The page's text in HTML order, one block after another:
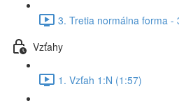
3. Tretia normálna forma -
Vzťahy
1. Vzťah 1:N (1:57)